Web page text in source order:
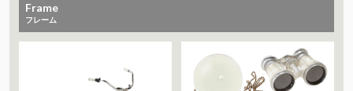
Frame
フレーム